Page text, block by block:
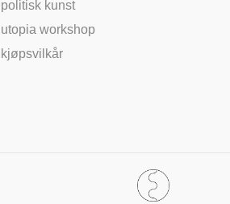
politisk kunst
utopia workshop
kjøpsvilkår